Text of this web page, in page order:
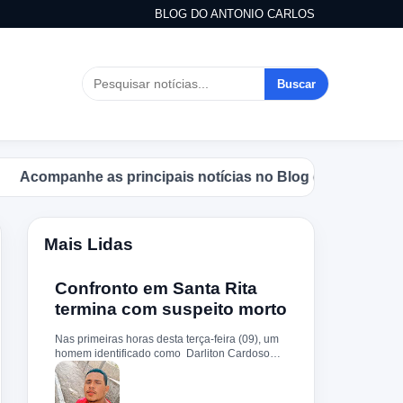
BLOG DO ANTONIO CARLOS
Buscar
as principais notícias no Blog do Antonio Carlos.
Mais Lidas
Confronto em Santa Rita
termina com suspeito morto
Nas primeiras horas desta terça-feira (09), um
homem identificado como Darliton Cardoso
Pereira morreu após confronto com a Polícia
Militar no povoado Timbotiba, zona rural de
Santa Rita. De acordo com a PM, os policiais